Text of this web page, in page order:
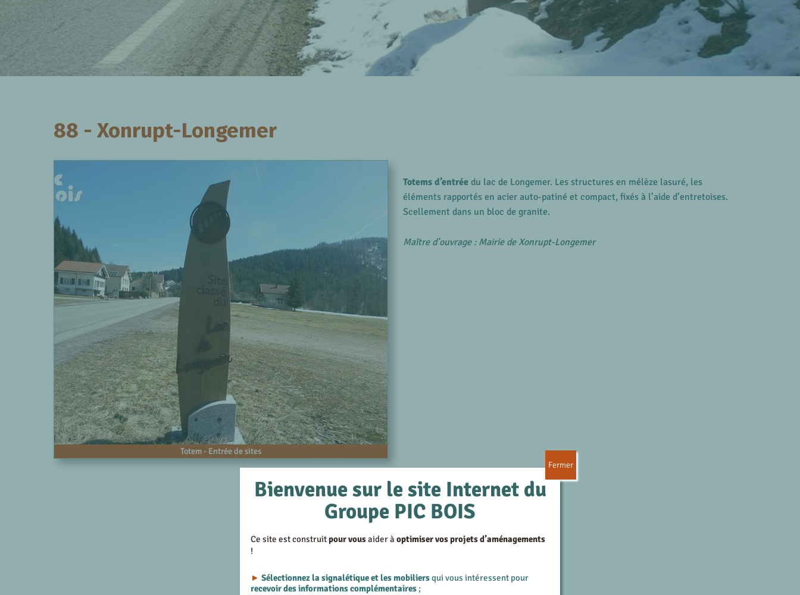
88 - Xonrupt-Longemer
Totem - Entrée de sites
Totems d’entrée du lac de Longemer. Les structures en mélèze lasuré, les
éléments rapportés en acier auto-patiné et compact, fixés à l’aide d’entretoises.
Scellement dans un bloc de granite.
Maître d’ouvrage : Mairie de Xonrupt-Longemer
Bienvenue sur le site Internet du
Groupe PIC BOIS
Ce site est construitpour vousaider àoptimiser vos projets d’aménagements
!
► Sélectionnez la signalétique et les mobiliersqui vous intéressent pour
recevoir des informations complémentaires ;
Fermer